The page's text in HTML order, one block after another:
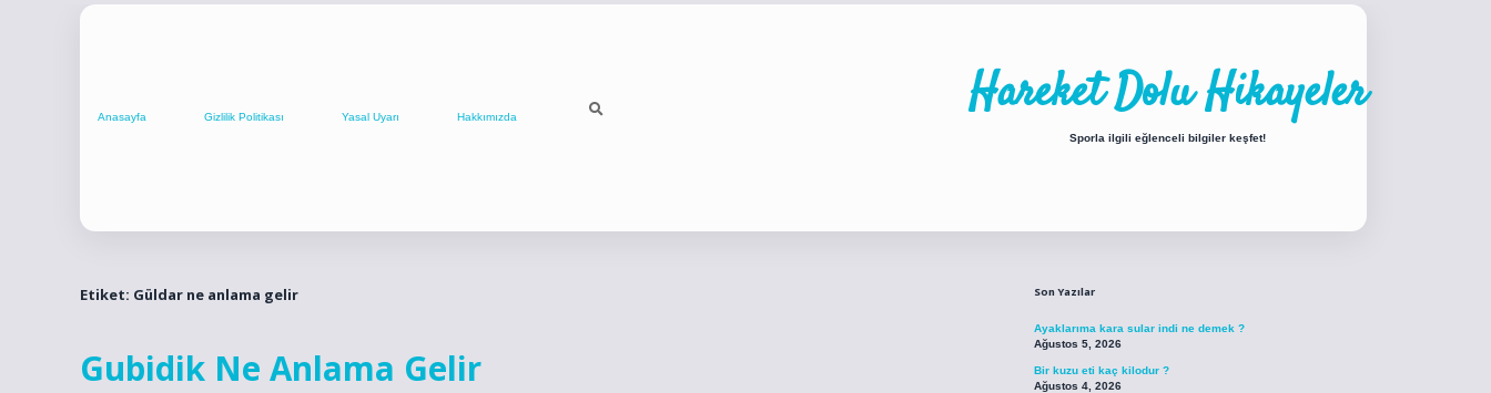
Anasayfa Gizlilik Politikası Yasal Uyarı Hakkımızda Hareket Dolu Hikayeler
Sporla ilgili eğlenceli bilgiler keşfet!
Etiket: Güldar ne anlama gelir
Gubidik Ne Anlama Gelir
Son Yazılar
Ayaklarıma kara sular indi ne demek ?
Ağustos 5, 2026
Bir kuzu eti kaç kilodur ?
Ağustos 4, 2026